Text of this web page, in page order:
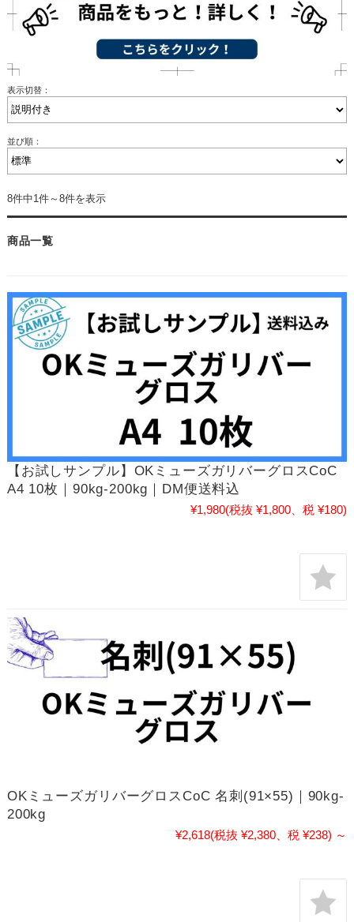
表示切替：
並び順：
8件中1件～8件を表示
商品一覧
【お試しサンプル】OKミューズガリバーグロスCoC
A4 10枚｜90kg-200kg｜DM便送料込
¥1,980(税抜 ¥1,800、税 ¥180)
OKミューズガリバーグロスCoC 名刺(91×55)｜90kg-
200kg
¥2,618(税抜 ¥2,380、税 ¥238) ～